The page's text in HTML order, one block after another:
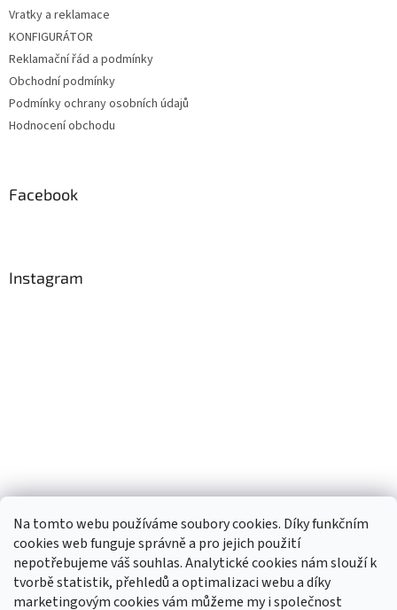
Na tomto webu používáme soubory cookies. Díky funkčním
cookies web funguje správně a pro jejich použití
nepotřebujeme váš souhlas. Analytické cookies nám slouží k
tvorbě statistik, přehledů a optimalizaci webu a díky
marketingovým cookies vám můžeme my i společnost
Vratky a reklamace
KONFIGURÁTOR
Reklamační řád a podmínky
Obchodní podmínky
Podmínky ochrany osobních údajů
Hodnocení obchodu
Facebook
Instagram
Sledovat na Instagramu